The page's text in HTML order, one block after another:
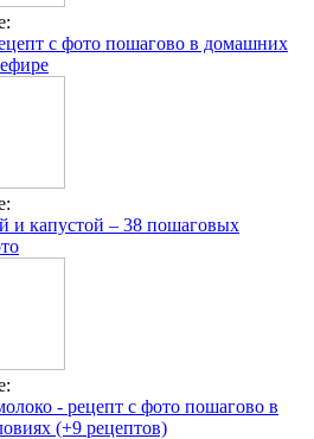
с фото пошагово в домашних
и капустой – 38 пошаговых
- рецепт с фото пошагово в
(+9 рецептов)